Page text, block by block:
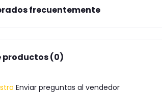
frecuentemente
productos (0)
Enviar preguntas al vendedor